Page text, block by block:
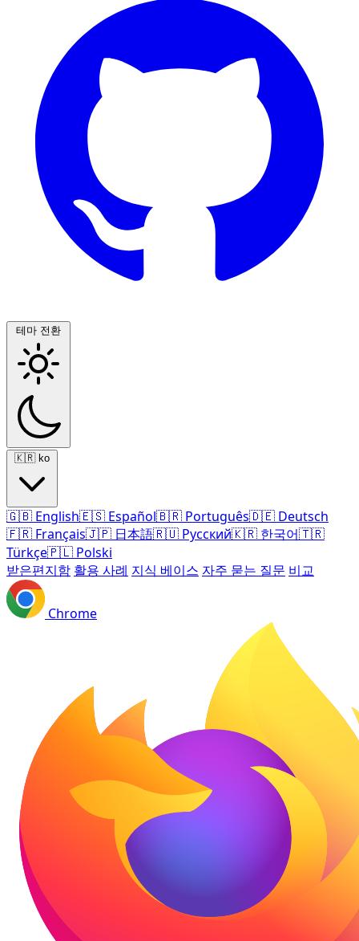
테마 전환
🇰🇷 ko
🇬🇧 English🇪🇸 Español🇧🇷 Português🇩🇪 Deutsch
🇫🇷 Français🇯🇵 日本語🇷🇺 Русский🇰🇷 한국어🇹🇷
Türkçe🇵🇱 Polski
받은편지함 활용 사례 지식 베이스 자주 묻는 질문 비교
Chrome